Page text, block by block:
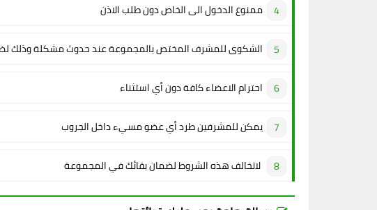
ممنوع الدخول الى الخاص دون طلب الاذن
الشكوى للمشرف المختص بالمجموعة عند حدوث مشكلة وذلك
احترام الاعضاء كافة دون أي استثناء
يمكن للمشرفين طرد أي عضو مسيء داخل الجروب
لاتخالف هذه الشروط لضمان بقائك في المجموعة